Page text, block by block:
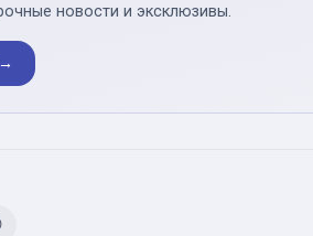
новости и эксклюзивы.
→